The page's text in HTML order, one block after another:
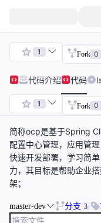
1 Fork 0
代码介绍 代码
1 Fork 0
简称ocp是基于Spring
配置中心管理，应用管
快速开发部署，学习简
力，其目标是帮助企业
架；
master-dev 分支 3